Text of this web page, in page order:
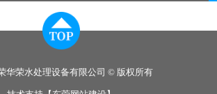
华荣水处理设备有限公司 © 版权所有